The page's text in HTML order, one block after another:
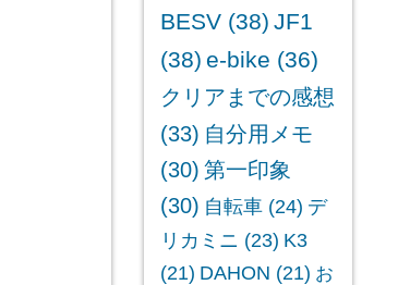
BESV(38) JF1
(38) e-bike (36)
クリアまでの感想
(33) 自分用メモ
(30) 第一印象
(30) 自転車(24) デ
リカミニ (23) K3
(21) DAHON (21) お